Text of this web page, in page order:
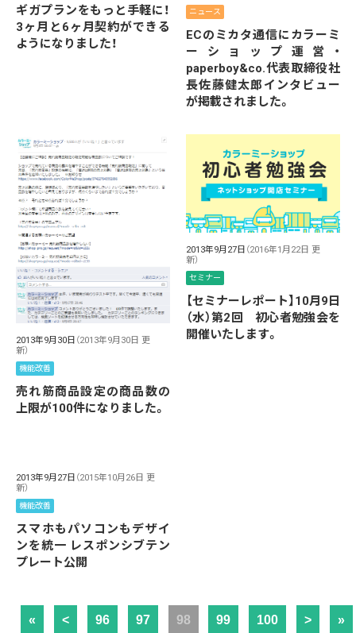
ギガプランをもっと手軽に！
3ヶ月と6ヶ月契約ができる
ようになりました！
ニュース
ECのミカタ通信にカラーミ
ーショップ運営・
paperboy&co.代表取締役社
長佐藤健太郎インタビュー
が掲載されました。
2013年9月30日 （2013年9月30日 更
新）
機能改善
売れ筋商品設定の商品数の
上限が100件になりました。
2013年9月27日 （2016年1月22日 更
新）
セミナー
【セミナーレポート】10月9日
（水）第2回 初心者勉強会を
開催いたします。
2013年9月27日 （2015年10月26日 更
新）
機能改善
スマホもパソコンもデザイ
ンを統一 レスポンシブテン
プレート公開
« < 96 97 98 99 100 > »